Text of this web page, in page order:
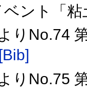
ベント「
りNo.74
[Bib]
りNo.75